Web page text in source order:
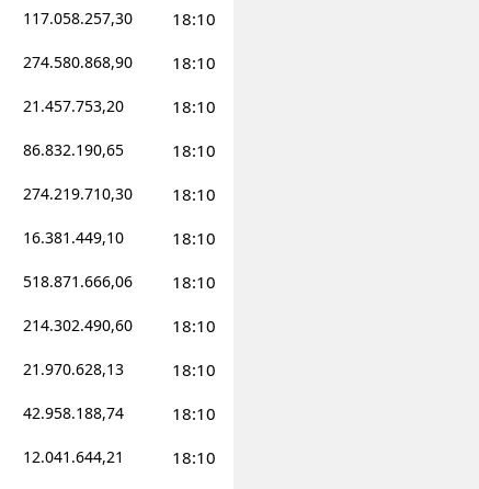
117.058.257,30 18:10
274.580.868,90 18:10
21.457.753,20 18:10
86.832.190,65 18:10
274.219.710,30 18:10
16.381.449,10 18:10
518.871.666,06 18:10
214.302.490,60 18:10
21.970.628,13 18:10
42.958.188,74 18:10
12.041.644,21 18:10